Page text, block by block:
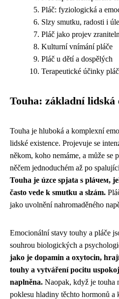
Pláč: fyziologická a
Slzy smutku, radosti i
Pláč jako projev
Kulturní vnímání pláče
Pláč u dětí a dospělých
Terapeutické účinky
Touha: základní lidská
Touha je hluboká a komplexní
lidské existence. Projevuje se
někom, koho nemáme, a může se
něčem jednoduchém až po
Touha je úzce spjata s pláчем,
často vede k smutku a slzám.
jako uvolnění nahromaděného
Emocionální stavy touhy a pláče
souhrou biologických a
jako je dopamin a oxytocin,
touhy a vytváření pocitu
naplněna. Naopak, když je touha
poklesu hladiny těchto hormonů a